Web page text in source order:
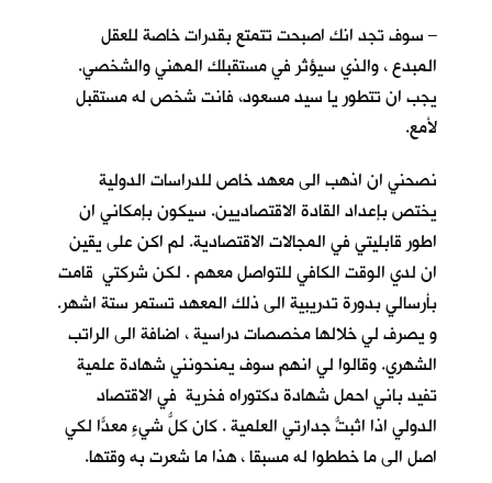
– سوف تجد انك اصبحت تتمتع بقدرات خاصة للعقل
المبدع ، والذي سيؤثر في مستقبلك المهني والشخصي.
يجب ان تتطور يا سيد مسعود، فانت شخص له مستقبل
لأمع.
نصحني ان اذهب الى معهد خاص للدراسات الدولية
يختص بإعداد القادة الاقتصاديين. سيكون بإمكاني ان
اطور قابليتي في المجالات الاقتصادية. لم اكن على يقين
ان لدي الوقت الكافي للتواصل معهم . لكن شركتي قامت
بأرسالي بدورة تدريبية الى ذلك المعهد تستمر ستة اشهر.
و يصرف لي خلالها مخصصات دراسية ، اضافة الى الراتب
الشهري. وقالوا لي انهم سوف يمنحونني شهادة علمية
تفيد باني احمل شهادة دكتوراه فخرية في الاقتصاد
الدولي اذا اثبتُّ جدارتي العلمية . كان كلُّ شيءٍ معدّاً لكي
اصل الى ما خططوا له مسبقا ، هذا ما شعرت به وقتها.